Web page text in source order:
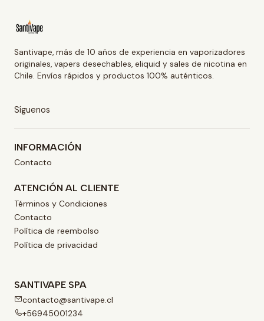
Santivape, más de 10 años de experiencia en vaporizadores
originales, vapers desechables, eliquid y sales de nicotina en
Chile. Envíos rápidos y productos 100% auténticos.
Síguenos
INFORMACIÓN
Contacto
ATENCIÓN AL CLIENTE
Términos y Condiciones
Contacto
Política de reembolso
Política de privacidad
SANTIVAPE SPA
contacto@santivape.cl
+56945001234